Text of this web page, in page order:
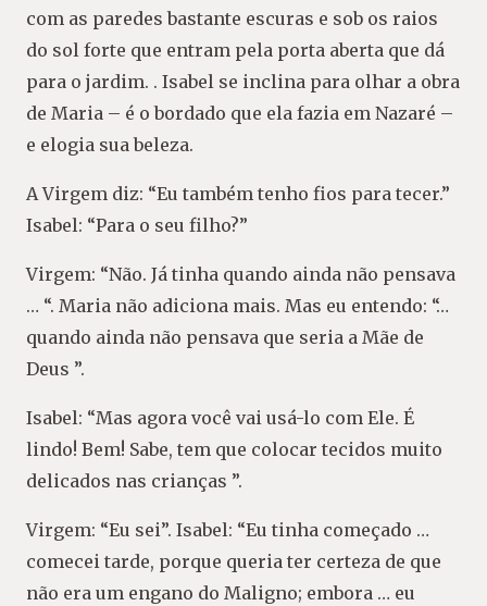
com as paredes bastante escuras e sob os raios
do sol forte que entram pela porta aberta que dá
para o jardim. . Isabel se inclina para olhar a obra
de Maria – é o bordado que ela fazia em Nazaré –
e elogia sua beleza.
A Virgem diz: “Eu também tenho fios para tecer.”
Isabel: “Para o seu filho?”
Virgem: “Não. Já tinha quando ainda não pensava
… “. Maria não adiciona mais. Mas eu entendo: “…
quando ainda não pensava que seria a Mãe de
Deus ”.
Isabel: “Mas agora você vai usá-lo com Ele. É
lindo! Bem! Sabe, tem que colocar tecidos muito
delicados nas crianças ”.
Virgem: “Eu sei”. Isabel: “Eu tinha começado …
comecei tarde, porque queria ter certeza de que
não era um engano do Maligno; embora … eu